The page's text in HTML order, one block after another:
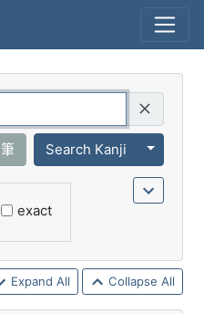
筆 Search Kanji
Toggle
exact
Expand All Collapse All